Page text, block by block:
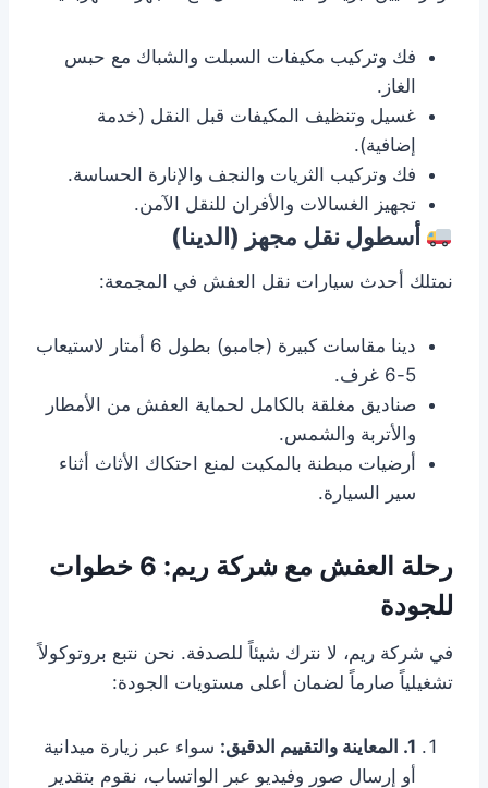
فك وتركيب مكيفات السبلت والشباك مع حبس
الغاز.
غسيل وتنظيف المكيفات قبل النقل (خدمة
إضافية).
فك وتركيب الثريات والنجف والإنارة الحساسة.
تجهيز الغسالات والأفران للنقل الآمن.
أسطول نقل مجهز (الدينا)
نمتلك أحدث سيارات نقل العفش في المجمعة:
دينا مقاسات كبيرة (جامبو) بطول 6 أمتار لاستيعاب
5-6 غرف.
صناديق مغلقة بالكامل لحماية العفش من الأمطار
والأتربة والشمس.
أرضيات مبطنة بالمكيت لمنع احتكاك الأثاث أثناء
سير السيارة.
رحلة العفش مع شركة ريم: 6 خطوات
للجودة
في شركة ريم، لا نترك شيئاً للصدفة. نحن نتبع بروتوكولاً
تشغيلياً صارماً لضمان أعلى مستويات الجودة:
1. المعاينة والتقييم الدقيق:
سواء عبر زيارة ميدانية
أو إرسال صور وفيديو عبر الواتساب، نقوم بتقدير